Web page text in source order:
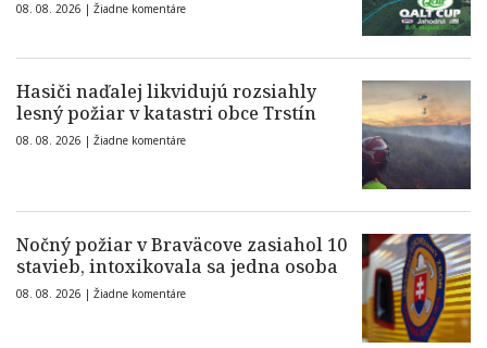
08. 08. 2026 | Žiadne komentáre
Hasiči naďalej likvidujú rozsiahly
lesný požiar v katastri obce Trstín
08. 08. 2026 | Žiadne komentáre
Nočný požiar v Braväcove zasiahol 10
stavieb, intoxikovala sa jedna osoba
08. 08. 2026 | Žiadne komentáre